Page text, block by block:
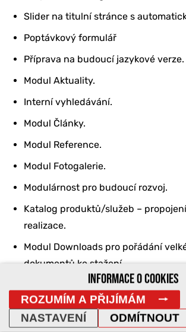
Slider na titulní stránce s
Poptávkový formulář
Příprava na budoucí jazykové verze.
Modul Aktuality.
Interní vyhledávání.
Modul Články.
Modul Reference.
Modul Fotogalerie.
Modulárnost pro budoucí rozvoj.
Katalog produktů/služeb –
realizace.
Modul Downloads pro pořádání
dokumentů ke stažení.
Možnost zobrazení pop-up okna pro
prezentaci akcí.
Automatické ukládání mailových
INFORMACE O COOKIES
ROZUMÍM A PŘIJÍMÁM
ODMÍTNOUT
NASTAVENÍ